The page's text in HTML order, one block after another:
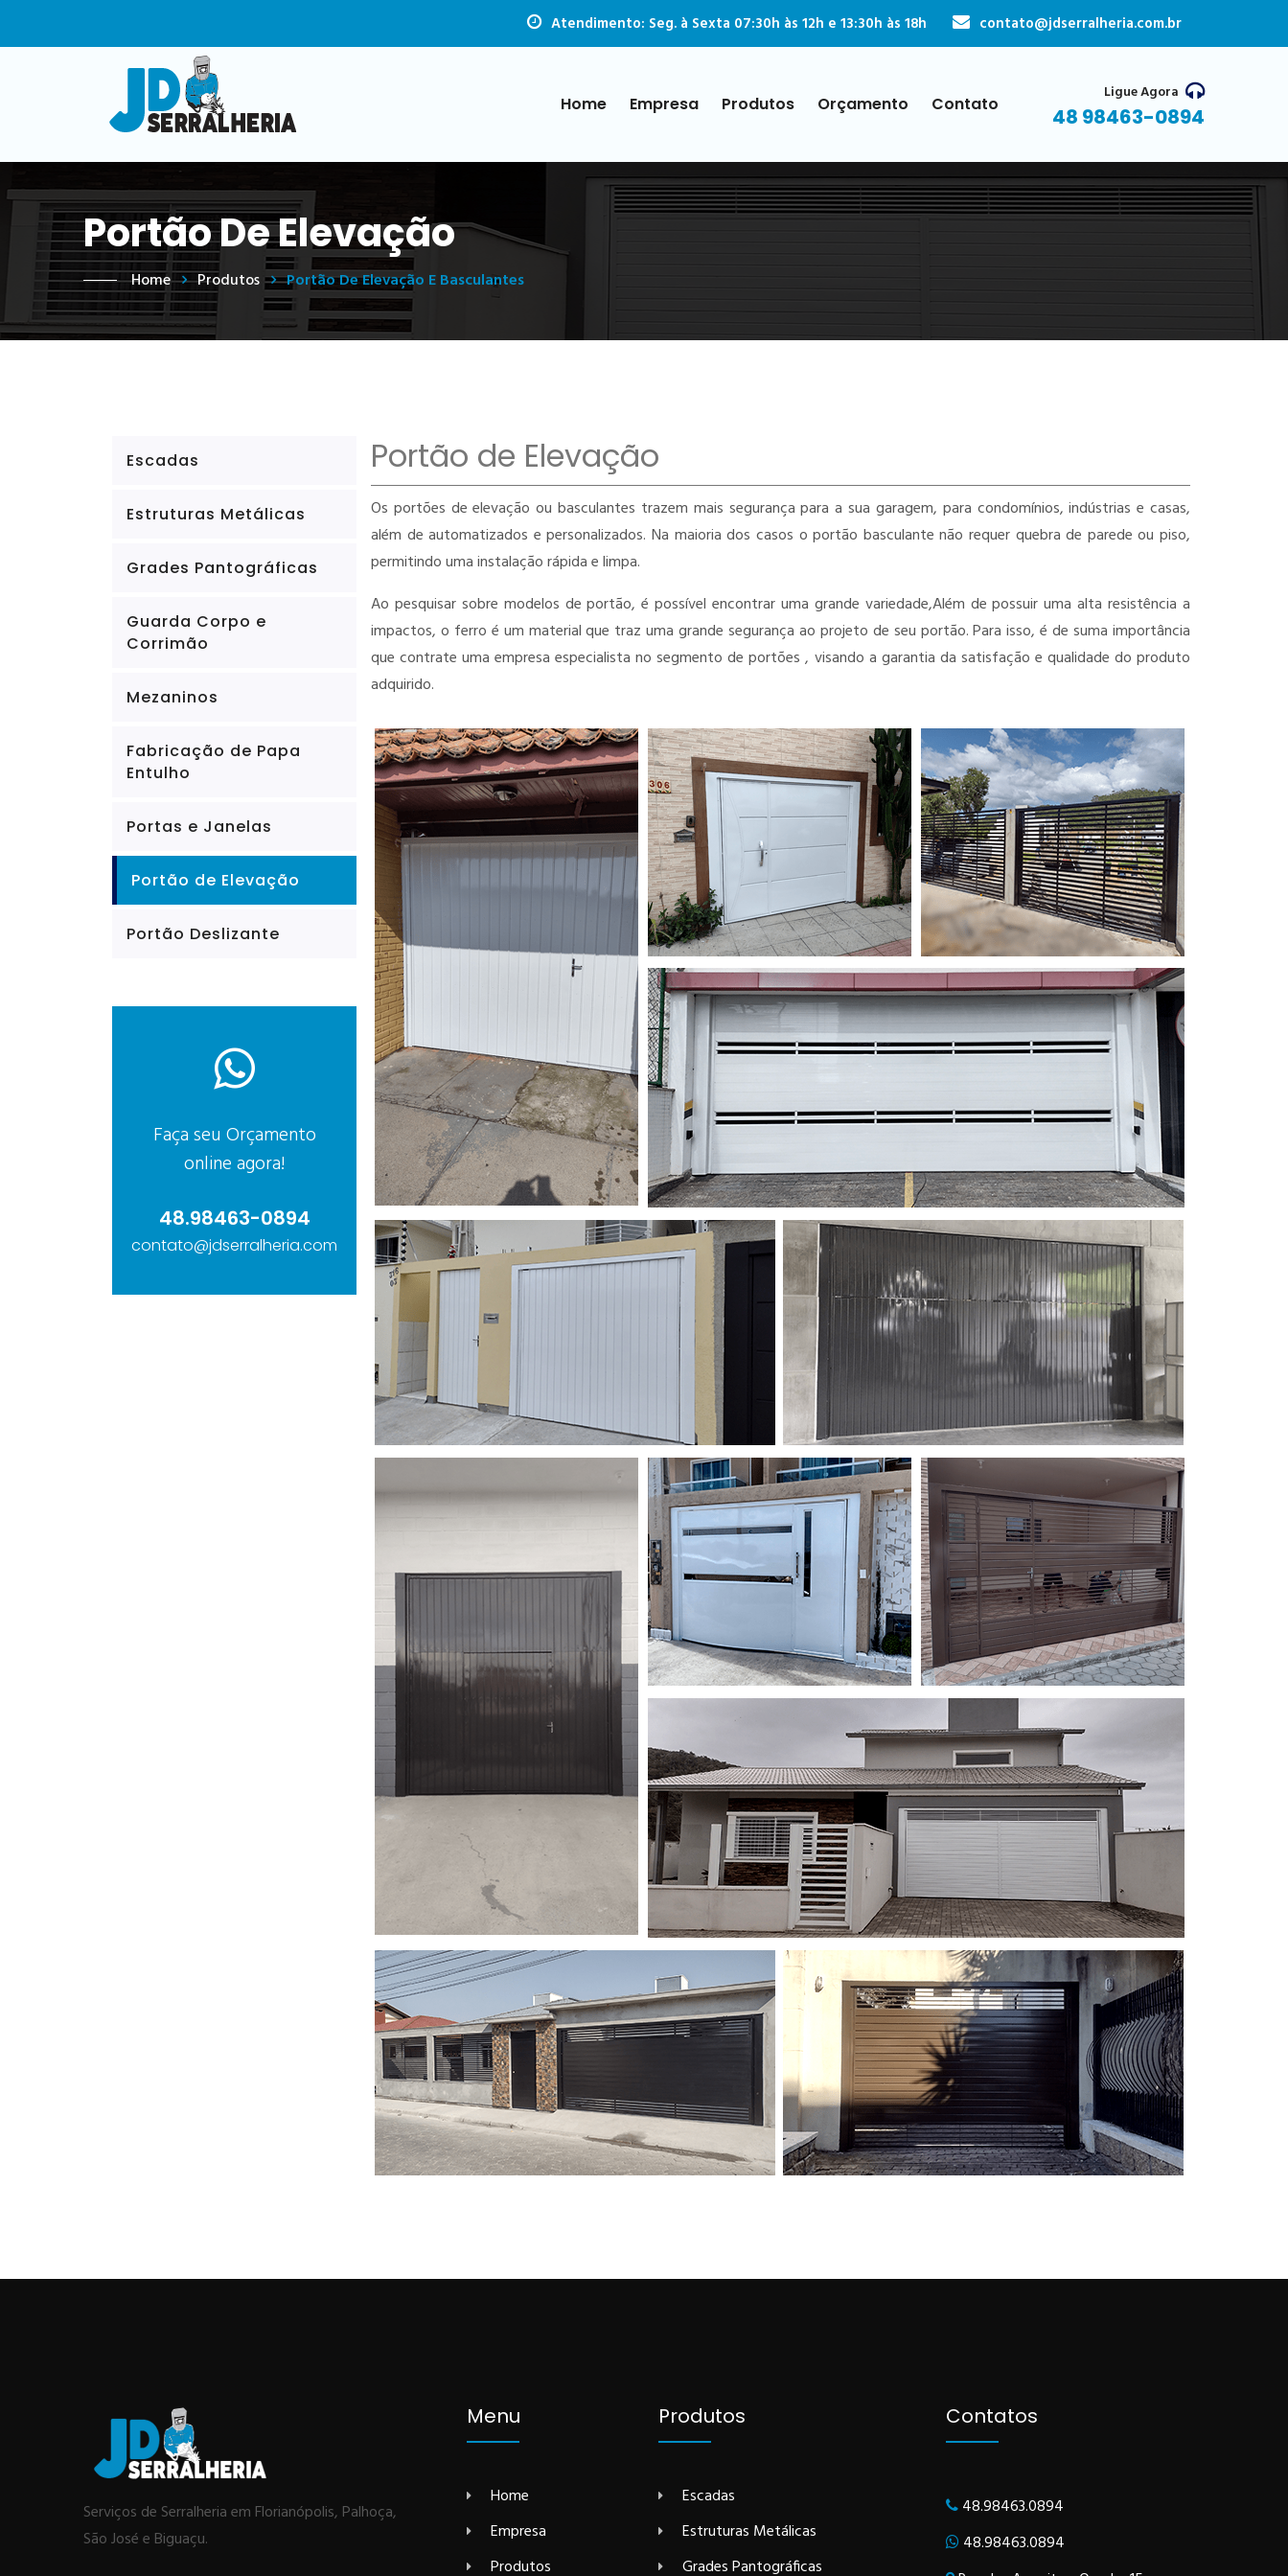
Atendimento: Seg. à Sexta 07:30h às 12h e 13:30h às 18h contato@jdserralheria.com.br
Home Empresa Produtos Orçamento Contato
Ligue Agora
48 98463-0894
Portão De Elevação
Home Produtos Portão De Elevação E Basculantes
Escadas
Estruturas Metálicas
Grades Pantográficas
Guarda Corpo e
Corrimão
Mezaninos
Fabricação de Papa
Entulho
Portas e Janelas
Portão de Elevação
Portão Deslizante
Faça seu Orçamento
online agora!
48.98463-0894
contato@jdserralheria.com
Portão de Elevação
Os portões de elevação ou basculantes trazem mais segurança para a sua garagem, para condomínios, indústrias e casas,
além de automatizados e personalizados. Na maioria dos casos o portão basculante não requer quebra de parede ou piso,
permitindo uma instalação rápida e limpa.
Ao pesquisar sobre modelos de portão, é possível encontrar uma grande variedade,Além de possuir uma alta resistência a
impactos, o ferro é um material que traz uma grande segurança ao projeto de seu portão. Para isso, é de suma importância
que contrate uma empresa especialista no segmento de portões , visando a garantia da satisfação e qualidade do produto
adquirido.
Serviços de Serralheria em Florianópolis, Palhoça,
São José e Biguaçu.
Menu
Home
Empresa
Produtos
Produtos
Escadas
Estruturas Metálicas
Grades Pantográficas
Contatos
48.98463.0894
48.98463.0894